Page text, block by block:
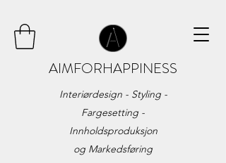
AIMFORHAPPINESS
Interiørdesign - Styling -
Fargesetting -
Innholdsproduksjon
og Markedsføring